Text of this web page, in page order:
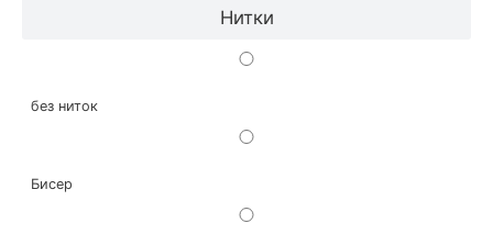
Нитки
без ниток
Бисер